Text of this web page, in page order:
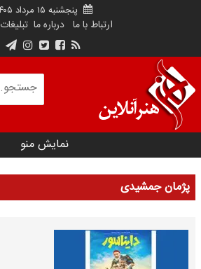
پنجشنبه ۱۵ مرداد ۱۴۰۵
ارتباط با ما درباره ما تبلیغات
نمایش منو
پژمان جمشیدی